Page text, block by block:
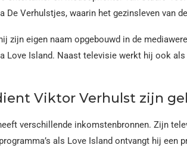
De Verhulstjes, waarin het gezinsleven van
zijn eigen naam opgebouwd in de
Love Island. Naast televisie werkt hij ook
Viktor Verhulst zijn
verschillende inkomstenbronnen. Zijn
als Love Island ontvangt hij